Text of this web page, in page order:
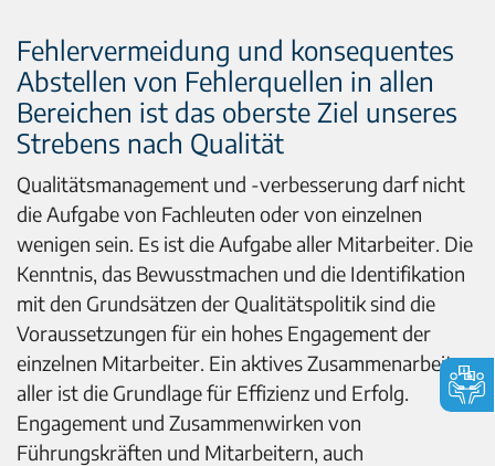
Fehlervermeidung und konsequentes
Abstellen von Fehlerquellen in allen
Bereichen ist das oberste Ziel unseres
Strebens nach Qualität
Qualitätsmanagement und -verbesserung darf nicht
die Aufgabe von Fachleuten oder von einzelnen
wenigen sein. Es ist die Aufgabe aller Mitarbeiter. Die
Kenntnis, das Bewusstmachen und die Identifikation
mit den Grundsätzen der Qualitätspolitik sind die
Voraussetzungen für ein hohes Engagement der
einzelnen Mitarbeiter. Ein aktives Zusammenarbeiten
aller ist die Grundlage für Effizienz und Erfolg.
Engagement und Zusammenwirken von
Führungskräften und Mitarbeitern, auch